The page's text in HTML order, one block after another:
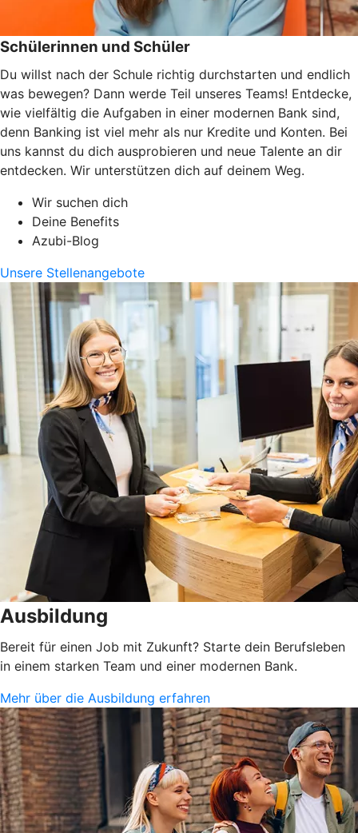
Schülerinnen und Schüler
Du willst nach der Schule richtig durchstarten und endlich
was bewegen? Dann werde Teil unseres Teams! Entdecke,
wie vielfältig die Aufgaben in einer modernen Bank sind,
denn Banking ist viel mehr als nur Kredite und Konten. Bei
uns kannst du dich ausprobieren und neue Talente an dir
entdecken. Wir unterstützen dich auf deinem Weg.
Wir suchen dich
Deine Benefits
Azubi-Blog
Unsere Stellenangebote
Ausbildung
Bereit für einen Job mit Zukunft? Starte dein Berufsleben
in einem starken Team und einer modernen Bank.
Mehr über die Ausbildung erfahren